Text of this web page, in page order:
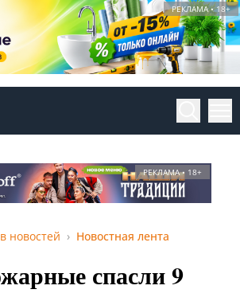
РЕКЛАМА • 18+
РЕКЛАМА • 18+
новостей Новостная лента
спасли 9